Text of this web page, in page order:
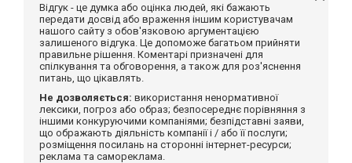
Відгук - це думка або оцінка людей, які бажають
передати досвід або враження іншим користувачам
нашого сайту з обов'язковою аргументацією
залишеного відгука. Це допоможе багатьом прийняти
правильне рішення. Коментарі призначені для
спілкування та обговорення, а також для роз'яснення
питань, що цікавлять.
Не дозволяється: використання ненормативної
лексики, погроз або образ; безпосереднє порівняння з
іншими конкуруючими компаніями; безпідставні заяви,
що ображають діяльність компанії і / або її послуги;
розміщення посилань на сторонні інтернет-ресурси;
реклама та самореклама.